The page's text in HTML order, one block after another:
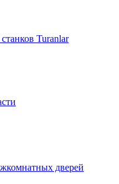
Turanlar
дверей